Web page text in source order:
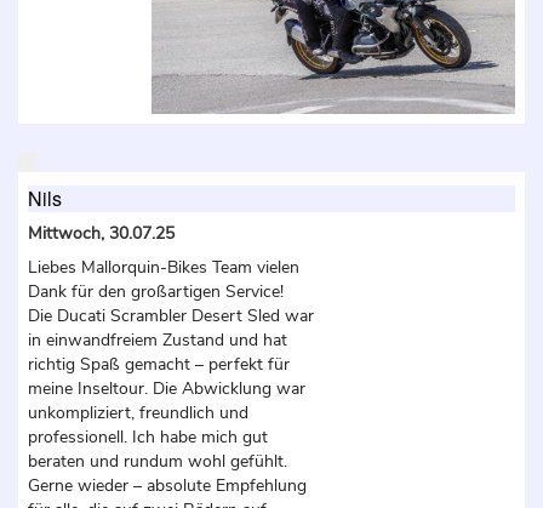
Nils
Mittwoch, 30.07.25
Liebes Mallorquin-Bikes Team vielen
Dank für den großartigen Service!
Die Ducati Scrambler Desert Sled war
in einwandfreiem Zustand und hat
richtig Spaß gemacht – perfekt für
meine Inseltour. Die Abwicklung war
unkompliziert, freundlich und
professionell. Ich habe mich gut
beraten und rundum wohl gefühlt.
Gerne wieder – absolute Empfehlung